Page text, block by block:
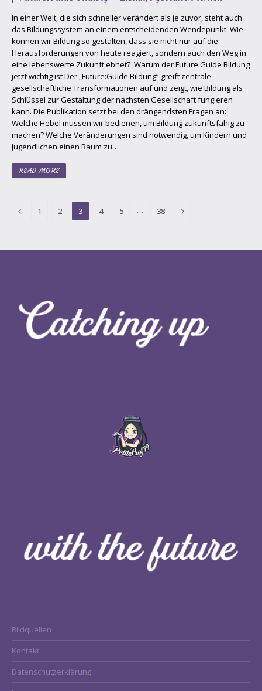
In einer Welt, die sich schneller verändert als je zuvor, steht auch
das Bildungssystem an einem entscheidenden Wendepunkt. Wie
können wir Bildung so gestalten, dass sie nicht nur auf die
Herausforderungen von heute reagiert, sondern auch den Weg in
eine lebenswerte Zukunft ebnet? Warum der Future:Guide Bildung
jetzt wichtig ist Der „Future:Guide Bildung“ greift zentrale
gesellschaftliche Transformationen auf und zeigt, wie Bildung als
Schlüssel zur Gestaltung der nächsten Gesellschaft fungieren
kann. Die Publikation setzt bei den drängendsten Fragen an:
Welche Hebel müssen wir bedienen, um Bildung zukunftsfähig zu
machen? Welche Veränderungen sind notwendig, um Kindern und
Jugendlichen einen Raum zu…
READ MORE
Previous
1 2 3 4 5 … 38 Next
Bildquellen
Kontakt
Datenschutzerklärung